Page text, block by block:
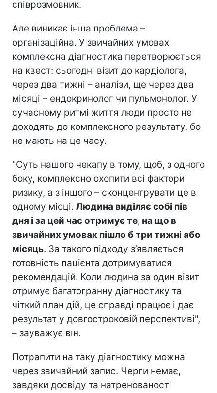
співрозмовник.
Але виникає інша проблема –
організаційна. У звичайних умовах
комплексна діагностика перетворюється
на квест: сьогодні візит до кардіолога,
через два тижні – аналізи, ще через два
місяці – ендокринолог чи пульмонолог. У
сучасному ритмі життя люди просто не
доходять до комплексного результату, бо
не мають на це часу.
"Суть нашого чекапу в тому, щоб, з одного
боку, комплексно охопити всі фактори
ризику, а з іншого – сконцентрувати це в
одному місці. Людина виділяє собі пів
дня і за цей час отримує те, на що в
звичайних умовах пішло б три тижні або
місяць. За такого підходу з’являється
готовність пацієнта дотримуватися
рекомендацій. Коли людина за один візит
отримує багатогранну діагностику та
чіткий план дій, це справді працює і дає
результат у довгостроковій перспективі",
– зауважує він.
Потрапити на таку діагностику можна
через звичайний запис. Черги немає,
завдяки досвіду та натренованості